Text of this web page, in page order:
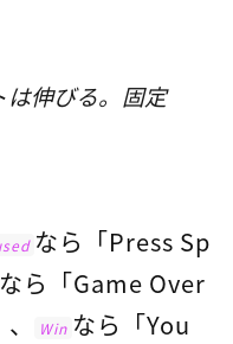
は伸びる。固定
なら「Press Sp
なら「Game Over
Win なら「You